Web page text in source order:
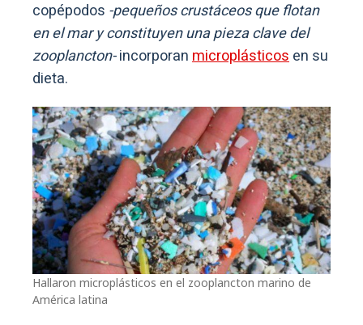
copépodos -pequeños crustáceos que flotan
en el mar y constituyen una pieza clave del
zooplancton-incorporanmicroplásticosen su
dieta.
Hallaron microplásticos en el zooplancton marino de
América latina